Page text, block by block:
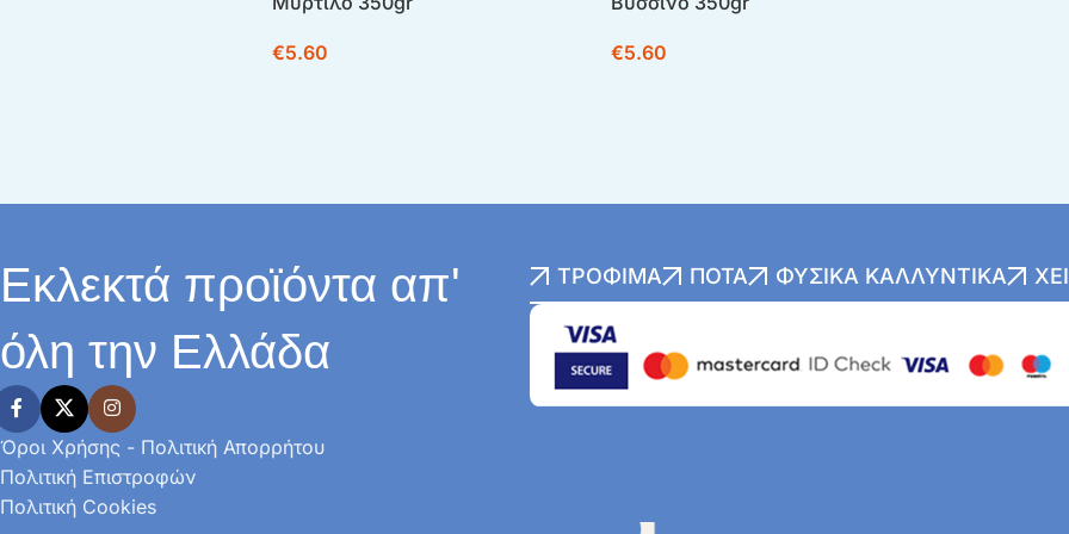
€5.60 €5.60
Εκλεκτά προϊόντα απ'
όλη την Ελλάδα
Όροι Χρήσης - Πολιτική Απορρήτου
Πολιτική Επιστροφών
Πολιτική Cookies
ΤΡΌΦΙΜΑ ΠΟΤΆ ΦΥΣΙΚΆ ΚΑΛΛΥΝΤΙΚΆ